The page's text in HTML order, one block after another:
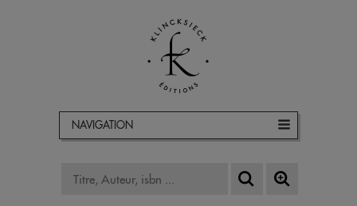
NAVIGATION